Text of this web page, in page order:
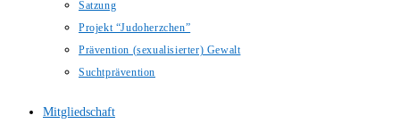
Satzung
Projekt “Judoherzchen”
Prävention (sexualisierter) Gewalt
Suchtprävention
Mitgliedschaft